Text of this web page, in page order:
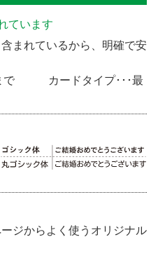
ています
まれているから、明確で安
まで カードタイプ･･･最
ジからよく使うオリジナル